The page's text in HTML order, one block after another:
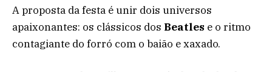
A proposta da festa é unir dois universos
apaixonantes: os clássicos dos Beatles e o ritmo
contagiante do forró com o baião e xaxado.